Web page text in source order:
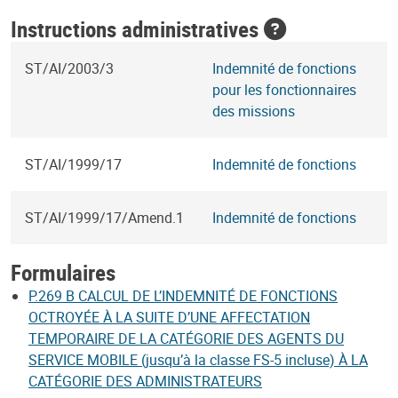
Instructions administratives
ST/AI/2003/3
Indemnité de fonctions
pour les fonctionnaires
des missions
ST/AI/1999/17 Indemnité de fonctions
ST/AI/1999/17/Amend.1 Indemnité de fonctions
Formulaires
P.269 B CALCUL DE L’INDEMNITÉ DE FONCTIONS
OCTROYÉE À LA SUITE D’UNE AFFECTATION
TEMPORAIRE DE LA CATÉGORIE DES AGENTS DU
SERVICE MOBILE (jusqu’à la classe FS-5 incluse) À LA
CATÉGORIE DES ADMINISTRATEURS